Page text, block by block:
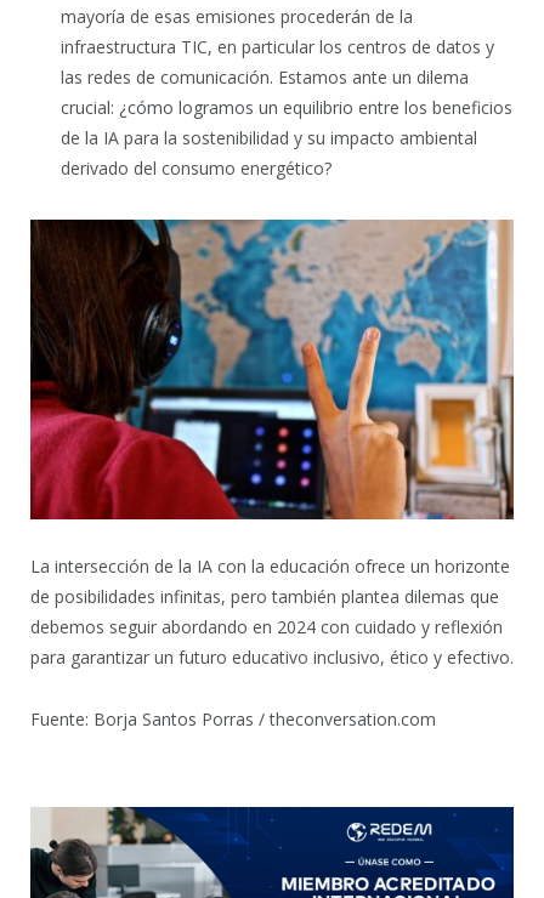
mayoría de esas emisiones procederán de la
infraestructura TIC, en particular los centros de datos y
las redes de comunicación. Estamos ante un dilema
crucial: ¿cómo logramos un equilibrio entre los beneficios
de la IA para la sostenibilidad y su impacto ambiental
derivado del consumo energético?
La intersección de la IA con la educación ofrece un horizonte
de posibilidades infinitas, pero también plantea dilemas que
debemos seguir abordando en 2024 con cuidado y reflexión
para garantizar un futuro educativo inclusivo, ético y efectivo.
Fuente: Borja Santos Porras / theconversation.com